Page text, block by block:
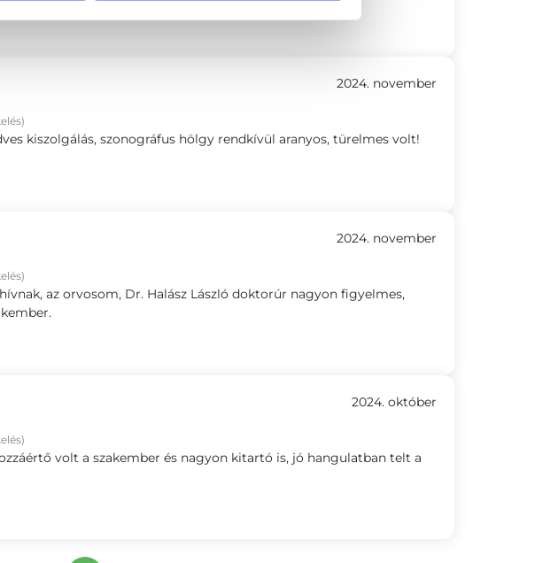
2024. november
kiszolgálás, szonográfus hölgy rendkívül aranyos, türelmes volt!
2024. november
az orvosom, Dr. Halász László doktorúr nagyon figyelmes,
2024. október
volt a szakember és nagyon kitartó is, jó hangulatban telt a